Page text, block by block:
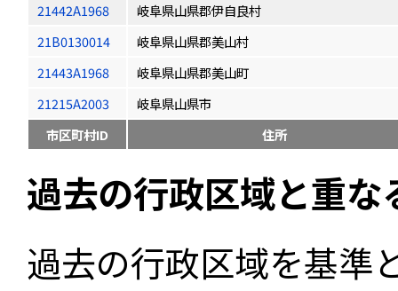
21442A1968
岐阜県山県郡伊自良村
21B0130014
岐阜県山県郡美山村
21443A1968
岐阜県山県郡美山町
21215A2003
岐阜県山県市
市区町村ID
住所
過去の行政区域と重
過去の行政区域を基準